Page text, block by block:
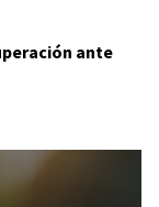
ante